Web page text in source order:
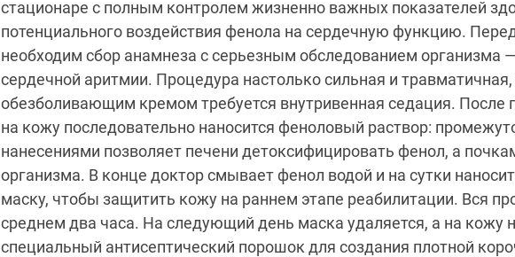
стационаре с полным контролем жизненно важных показателей
потенциального воздействия фенола на сердечную функцию.
необходим сбор анамнеза с серьезным обследованием организма
сердечной аритмии. Процедура настолько сильная и травматичная,
обезболивающим кремом требуется внутривенная седация. После
на кожу последовательно наносится феноловый раствор:
нанесениями позволяет печени детоксифицировать фенол, а
организма. В конце доктор смывает фенол водой и на сутки
маску, чтобы защитить кожу на раннем этапе реабилитации. Вся
среднем два часа. На следующий день маска удаляется, а на кожу
специальный антисептический порошок для создания плотной